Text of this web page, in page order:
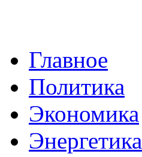
Главное
Политика
Экономика
Энергетика